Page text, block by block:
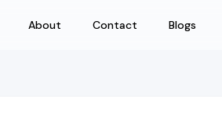
About Contact Blogs